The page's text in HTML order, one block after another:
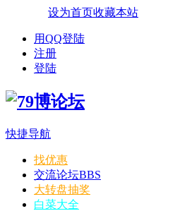
设为首页收藏本站
用QQ登陆
注册
登陆
快捷导航
找优惠
交流论坛BBS
大转盘抽奖
白菜大全